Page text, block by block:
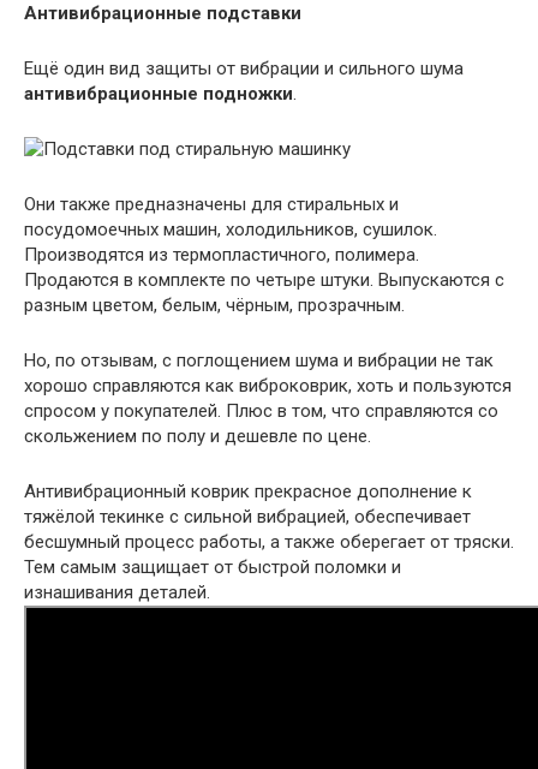
Антивибрационные подставки
Ещё один вид защиты от вибрации и сильного шума
антивибрационные подножки.
Они также предназначены для стиральных и
посудомоечных машин, холодильников, сушилок.
Производятся из термопластичного, полимера.
Продаются в комплекте по четыре штуки. Выпускаются с
разным цветом, белым, чёрным, прозрачным.
Но, по отзывам, с поглощением шума и вибрации не так
хорошо справляются как виброковрик, хоть и пользуются
спросом у покупателей. Плюс в том, что справляются со
скольжением по полу и дешевле по цене.
Антивибрационный коврик прекрасное дополнение к
тяжёлой текинке с сильной вибрацией, обеспечивает
бесшумный процесс работы, а также оберегает от тряски.
Тем самым защищает от быстрой поломки и
изнашивания деталей.